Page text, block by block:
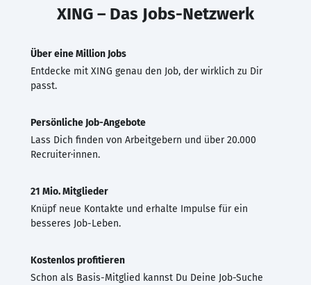
XING – Das Jobs-Netzwerk
Über eine Million Jobs
Entdecke mit XING genau den Job, der wirklich zu Dir
passt.
Persönliche Job-Angebote
Lass Dich finden von Arbeitgebern und über 20.000
Recruiter·innen.
21 Mio. Mitglieder
Knüpf neue Kontakte und erhalte Impulse für ein
besseres Job-Leben.
Kostenlos profitieren
Schon als Basis-Mitglied kannst Du Deine Job-Suche